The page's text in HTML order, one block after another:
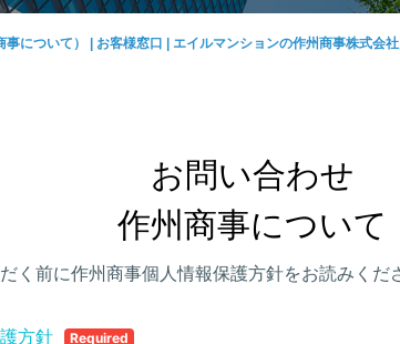
事について） | お客様窓口 | エイルマンションの作州商事株式会社